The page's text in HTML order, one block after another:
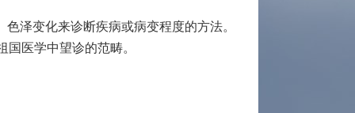
泽变化来诊断疾病或病变程度的方法。
医学中望诊的范畴。